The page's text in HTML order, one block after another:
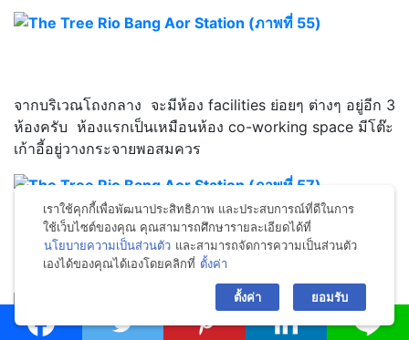
จากบริเวณโถงกลาง จะมีห้อง facilities ย่อยๆ ต่างๆ อยู่อีก 3
ห้องครับ ห้องแรกเป็นเหมือนห้อง co-working space มีโต๊ะ
เก้าอี้อยู่วางกระจายพอสมควร
อีกมุมหนึ่ง โต๊ะเก้าอี้นั้นเป็นเฟอร์นิเจอร์ไม้จริง สวยทีเดียว
เราใช้คุกกี้เพื่อพัฒนาประสิทธิภาพ และประสบการณ์ที่ดีในการ
ใช้เว็บไซต์ของคุณ คุณสามารถศึกษารายละเอียดได้ที่
นโยบายความเป็นส่วนตัว และสามารถจัดการความเป็นส่วนตัว
เองได้ของคุณได้เองโดยคลิกที่ ตั้งค่า
ตั้งค่า ยอมรับ